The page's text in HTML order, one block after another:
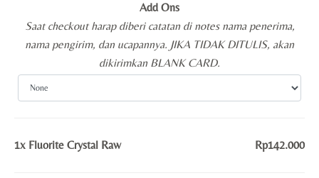
Add Ons
Saat checkout harap diberi catatan di notes nama penerima,
nama pengirim, dan ucapannya. JIKA TIDAK DITULIS, akan
dikirimkan BLANK CARD.
1x Fluorite Crystal Raw Rp142.000